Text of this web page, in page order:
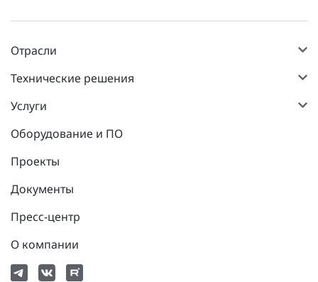
Отрасли
Технические решения
Услуги
Оборудование и ПО
Проекты
Документы
Пресс-центр
О компании